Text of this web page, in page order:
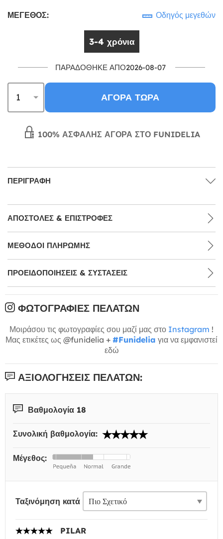
ΜΈΓΕΘΟΣ: Οδηγός μεγεθών
3-4 χρόνια
ΠΑΡΑΔΌΘΗΚΕ ΑΠΌ2026-08-07
ΑΓΟΡΆ ΤΏΡΑ
100% ΑΣΦΑΛΉΣ ΑΓΟΡΆ ΣΤΟ FUNIDELIA
ΠΕΡΙΓΡΑΦΉ
ΑΠΟΣΤΟΛΈΣ & ΕΠΙΣΤΡΟΦΈΣ
ΜΕΘΌΔΟΙ ΠΛΗΡΩΜΉΣ
ΠΡΟΕΙΔΟΠΟΙΉΣΕΙΣ & ΣΥΣΤΆΣΕΙΣ
ΦΩΤΟΓΡΑΦΊΕΣ ΠΕΛΑΤΏΝ
Μοιράσου τις φωτογραφίες σου μαζί μας στο Instagram !
Μας ετικέτες ως @funidelia + #Funidelia για να εμφανιστεί
εδώ
ΑΞΙΟΛΟΓΉΣΕΙΣ ΠΕΛΑΤΏΝ:
Βαθμολογία 18
Συνολική βαθμολογία:
Μέγεθος:
Ταξινόμηση κατά
PILAR